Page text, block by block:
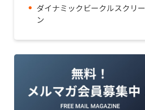
ダイナミックビークルスクリー
ン